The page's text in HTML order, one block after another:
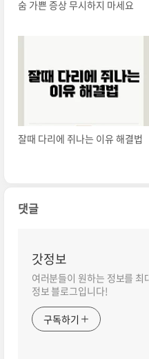
숨 가쁜 증상 무시하지 마세요
잘때 다리에 쥐나는 이유 해결법
댓글
갓정보
여러분들이 원하는 정보를 최
정보 블로그입니다!
구독하기